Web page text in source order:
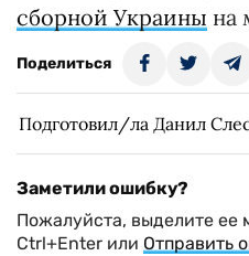
сборной Украины на
Поделиться
Подготовил/ла Данил
Заметили ошибку?
Пожалуйста, выделите
Ctrl+Enter или Отправить